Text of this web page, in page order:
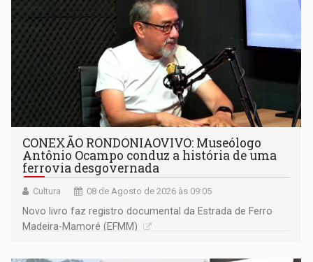
CONEXÃO RONDONIAOVIVO: Museólogo
Antônio Ocampo conduz a história de uma
ferrovia desgovernada
Cultura 08 de Agosto de 2026 às 09:05
Novo livro faz registro documental da Estrada de Ferro
Madeira-Mamoré (EFMM)